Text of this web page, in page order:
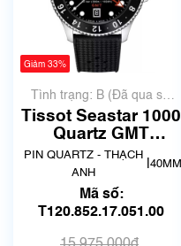
Giảm 33%
Tình trạng: B (Đã qua sử
dụng, hàng đẹp, có chút
xước dăm)
Tissot Seastar 1000
Quartz GMT
T120.852.17.051.00
PIN QUARTZ - THẠCH
ANH
40MM
Mã số:
T120.852.17.051.00